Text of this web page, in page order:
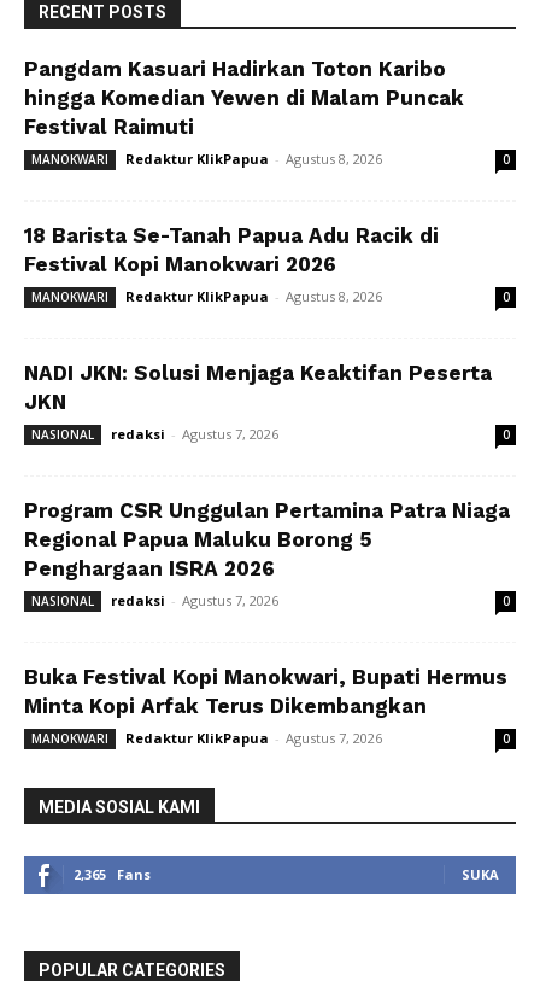
RECENT POSTS
Pangdam Kasuari Hadirkan Toton Karibo
hingga Komedian Yewen di Malam Puncak
Festival Raimuti
MANOKWARI Redaktur KlikPapua - Agustus 8, 2026 0
18 Barista Se-Tanah Papua Adu Racik di
Festival Kopi Manokwari 2026
MANOKWARI Redaktur KlikPapua - Agustus 8, 2026 0
NADI JKN: Solusi Menjaga Keaktifan Peserta
JKN
NASIONAL redaksi - Agustus 7, 2026 0
Program CSR Unggulan Pertamina Patra Niaga
Regional Papua Maluku Borong 5
Penghargaan ISRA 2026
NASIONAL redaksi - Agustus 7, 2026 0
Buka Festival Kopi Manokwari, Bupati Hermus
Minta Kopi Arfak Terus Dikembangkan
MANOKWARI Redaktur KlikPapua - Agustus 7, 2026 0
MEDIA SOSIAL KAMI
2,365 Fans SUKA
POPULAR CATEGORIES